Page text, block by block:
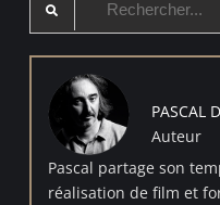
la
PASCAL
Auteur
Pascal partage son
réalisation de film et